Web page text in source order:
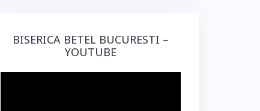
BISERICA BETEL BUCURESTI –
YOUTUBE